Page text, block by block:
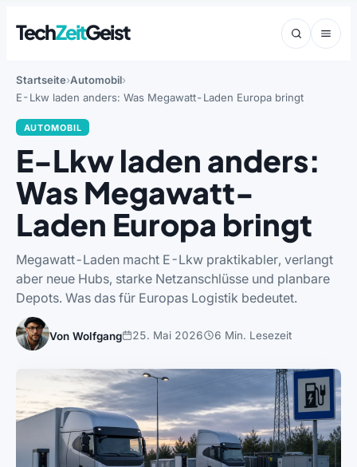
TechZeitGeist
Startseite Automobil
E-Lkw laden anders: Was Megawatt-Laden Europa bringt
AUTOMOBIL
E-Lkw laden anders:
Was Megawatt-
Laden Europa bringt
Megawatt-Laden macht E-Lkw praktikabler, verlangt
aber neue Hubs, starke Netzanschlüsse und planbare
Depots. Was das für Europas Logistik bedeutet.
Von Wolfgang 25. Mai 2026 6 Min. Lesezeit